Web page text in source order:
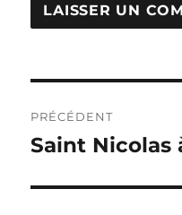
de
PRÉCÉDENT
Publication
Saint Nicolas